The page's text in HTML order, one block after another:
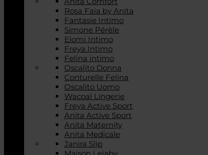
Rosa Faia by Anita
Fantasie Intimo
Simone Pérèle
Elomi Intimo
Freya Intimo
Felina intimo
Oscalito Donna
Conturelle Felina
Oscalito Uomo
Wacoal Lingerie
Freya Active Sport
Anita Active Sport
Anita Maternity
Anita Medicale
Janira Slip